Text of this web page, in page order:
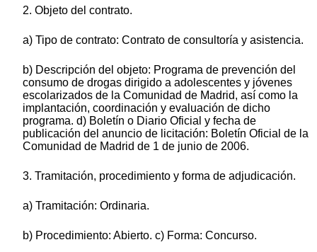
2. Objeto del contrato.
a) Tipo de contrato: Contrato de consultoría y asistencia.
b) Descripción del objeto: Programa de prevención del
consumo de drogas dirigido a adolescentes y jóvenes
escolarizados de la Comunidad de Madrid, así como la
implantación, coordinación y evaluación de dicho
programa. d) Boletín o Diario Oficial y fecha de
publicación del anuncio de licitación: Boletín Oficial de la
Comunidad de Madrid de 1 de junio de 2006.
3. Tramitación, procedimiento y forma de adjudicación.
a) Tramitación: Ordinaria.
b) Procedimiento: Abierto. c) Forma: Concurso.